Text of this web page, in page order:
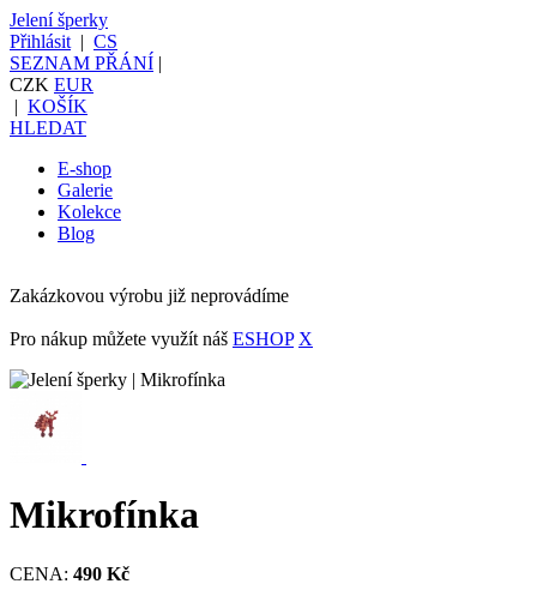
Jelení šperky
Přihlásit | CS
SEZNAM PŘÁNÍ |
CZK EUR
| KOŠÍK
HLEDAT
E-shop
Galerie
Kolekce
Blog
Zakázkovou výrobu již neprovádíme
Pro nákup můžete využít náš ESHOP X
Mikrofínka
CENA: 490 Kč